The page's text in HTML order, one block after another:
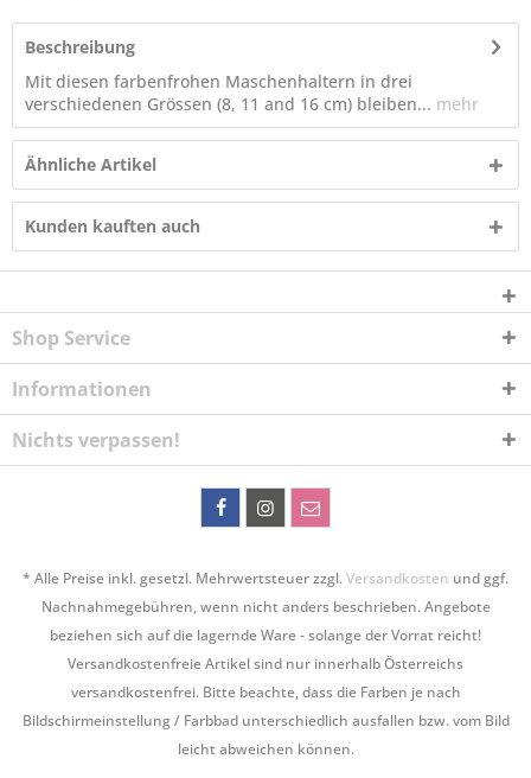
Beschreibung
Mit diesen farbenfrohen Maschenhaltern in drei
verschiedenen Grössen (8, 11 and 16 cm) bleiben... mehr
Ähnliche Artikel
Kunden kauften auch
Shop Service
Informationen
Nichts verpassen!
* Alle Preise inkl. gesetzl. Mehrwertsteuer zzgl.Versandkosten und ggf.
Nachnahmegebühren, wenn nicht anders beschrieben. Angebote
beziehen sich auf die lagernde Ware - solange der Vorrat reicht!
Versandkostenfreie Artikel sind nur innerhalb Österreichs
versandkostenfrei. Bitte beachte, dass die Farben je nach
Bildschirmeinstellung / Farbbad unterschiedlich ausfallen bzw. vom Bild
leicht abweichen können.